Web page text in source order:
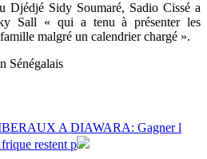
Sidy Soumaré, Sadio Cissé a
Sall « qui a tenu à présenter les
malgré un calendrier chargé ».
Sénégalais
A DIAWARA: Gagner l
restent p